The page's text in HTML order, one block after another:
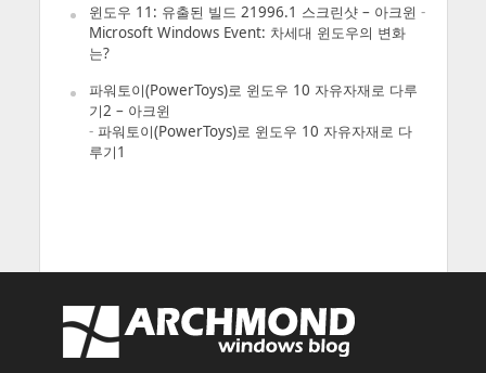
윈도우 11: 유출된 빌드 21996.1 스크린샷 – 아크윈 -
Microsoft Windows Event: 차세대 윈도우의 변화
는?
파워토이(PowerToys)로 윈도우 10 자유자재로 다루
기2 – 아크윈
- 파워토이(PowerToys)로 윈도우 10 자유자재로 다
루기1